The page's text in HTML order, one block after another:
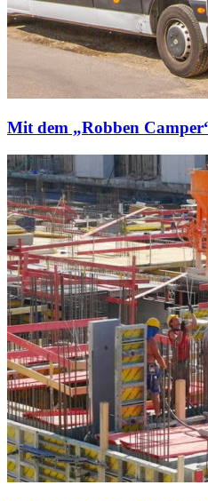
Mit dem „Robben